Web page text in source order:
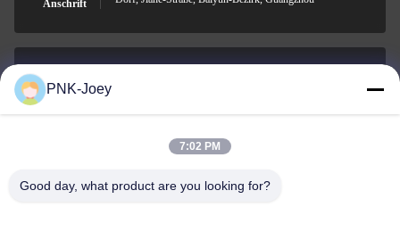
Anschrift
E-Mail-Adresse
008613580404923
PNK-Joey
7:02 PM
Good day, what product are you looking for?